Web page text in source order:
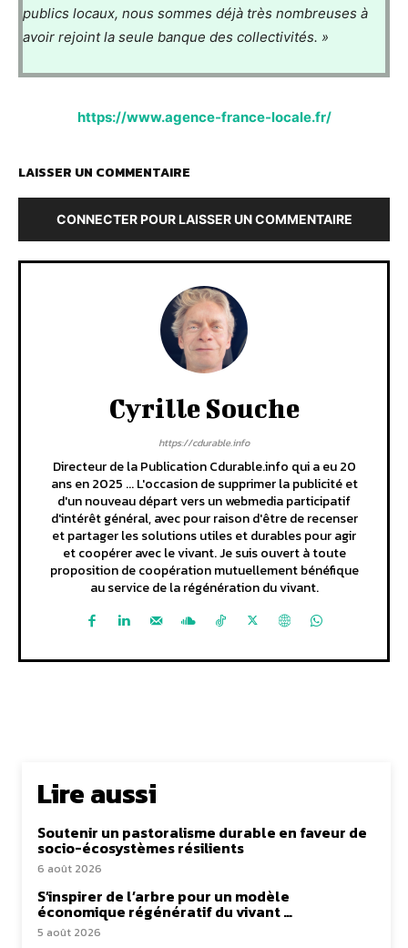
publics locaux, nous sommes déjà très nombreuses à
avoir rejoint la seule banque des collectivités. »
https://www.agence-france-locale.fr/
LAISSER UN COMMENTAIRE
CONNECTER POUR LAISSER UN COMMENTAIRE
Cyrille Souche
https://cdurable.info
Directeur de la Publication Cdurable.info qui a eu 20
ans en 2025 ... L'occasion de supprimer la publicité et
d'un nouveau départ vers un webmedia participatif
d'intérêt général, avec pour raison d'être de recenser
et partager les solutions utiles et durables pour agir
et coopérer avec le vivant. Je suis ouvert à toute
proposition de coopération mutuellement bénéfique
au service de la régénération du vivant.
Lire aussi
Soutenir un pastoralisme durable en faveur de
socio-écosystèmes résilients
6 août 2026
S’inspirer de l’arbre pour un modèle
économique régénératif du vivant …
5 août 2026